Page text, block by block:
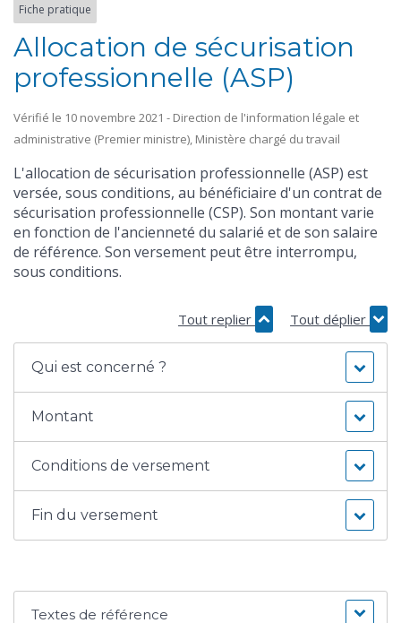
Fiche pratique
Allocation de sécurisation
professionnelle (ASP)
Vérifié le 10 novembre 2021 - Direction de l'information légale et
administrative (Premier ministre), Ministère chargé du travail
L'allocation de sécurisation professionnelle (ASP) est
versée, sous conditions, au bénéficiaire d'un contrat de
sécurisation professionnelle (CSP). Son montant varie
en fonction de l'ancienneté du salarié et de son salaire
de référence. Son versement peut être interrompu,
sous conditions.
Tout replier Tout déplier
Qui est concerné ?
Montant
Conditions de versement
Fin du versement
Textes de référence